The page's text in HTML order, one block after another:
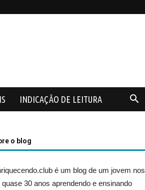
INDICAÇÃO DE LEITURA
o blog
é um blog de um jovem nos
30 anos aprendendo e ensinando